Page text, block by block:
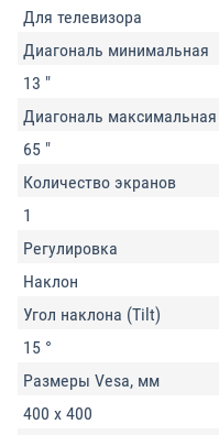
Для телевизора
Диагональ минимальная
13 "
Диагональ максимальная
65 "
Количество экранов
1
Регулировка
Наклон
Угол наклона (Tilt)
15 °
Размеры Vesa, мм
400 x 400